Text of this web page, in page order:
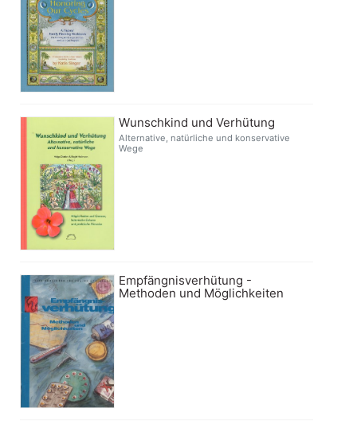
Wunschkind und Verhütung
Alternative, natürliche und konservative
Wege
Empfängnisverhütung -
Methoden und Möglichkeiten